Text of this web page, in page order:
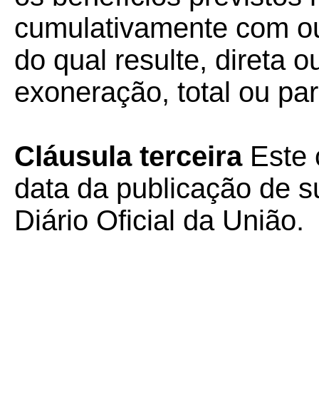
cumulativamente com
do qual resulte, direta
exoneração, total ou
Cláusula terceiraEste
data da publicação de
Diário Oficial da União.